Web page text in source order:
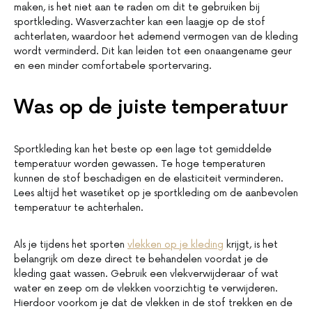
maken, is het niet aan te raden om dit te gebruiken bij
sportkleding. Wasverzachter kan een laagje op de stof
achterlaten, waardoor het ademend vermogen van de kleding
wordt verminderd. Dit kan leiden tot een onaangename geur
en een minder comfortabele sportervaring.
Was op de juiste temperatuur
Sportkleding kan het beste op een lage tot gemiddelde
temperatuur worden gewassen. Te hoge temperaturen
kunnen de stof beschadigen en de elasticiteit verminderen.
Lees altijd het wasetiket op je sportkleding om de aanbevolen
temperatuur te achterhalen.
Als je tijdens het sporten vlekken op je kleding krijgt, is het
belangrijk om deze direct te behandelen voordat je de
kleding gaat wassen. Gebruik een vlekverwijderaar of wat
water en zeep om de vlekken voorzichtig te verwijderen.
Hierdoor voorkom je dat de vlekken in de stof trekken en de